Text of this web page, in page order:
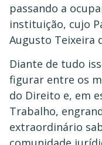
passando a
instituição, cujo
Augusto Teixeira
Diante de tudo
figurar entre os
do Direito e, em
Trabalho,
extraordinário